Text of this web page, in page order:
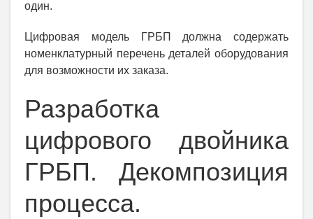
один.
Цифровая модель ГРБП должна содержать
номенклатурный перечень деталей оборудования
для возможности их заказа.
Разработка
цифрового двойника
ГРБП. Декомпозиция
процесса.